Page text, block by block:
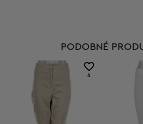
PODOBNÉ
6